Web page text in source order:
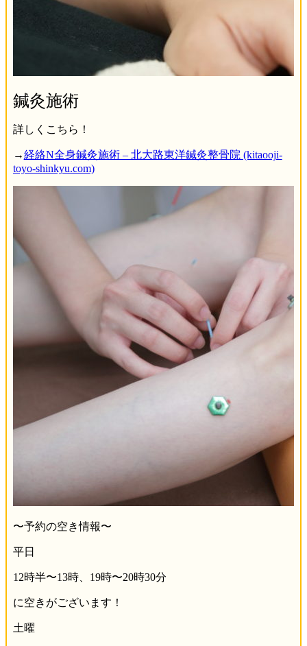
鍼灸施術
詳しくこちら！
→経絡N全身鍼灸施術 – 北大路東洋鍼灸整骨院 (kitaooji-
toyo-shinkyu.com)
〜予約の空き情報〜
平日
12時半〜13時、19時〜20時30分
に空きがございます！
土曜